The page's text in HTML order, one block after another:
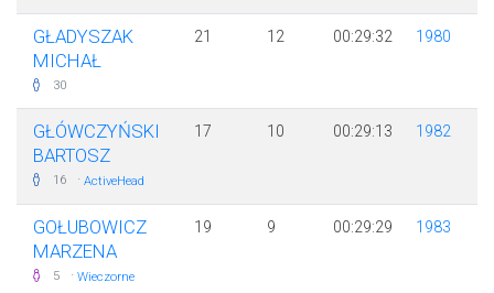
GŁADYSZAK
MICHAŁ
30
21 12 00:29:32 1980
GŁÓWCZYŃSKI
BARTOSZ
16 · ActiveHead
17 10 00:29:13 1982
GOŁUBOWICZ
MARZENA
5 · Wieczorne
19 9 00:29:29 1983